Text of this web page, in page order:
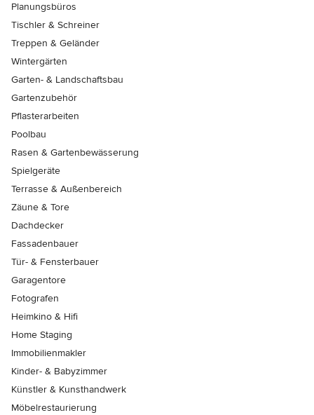
Planungsbüros
Tischler & Schreiner
Treppen & Geländer
Wintergärten
Garten- & Landschaftsbau
Gartenzubehör
Pflasterarbeiten
Poolbau
Rasen & Gartenbewässerung
Spielgeräte
Terrasse & Außenbereich
Zäune & Tore
Dachdecker
Fassadenbauer
Tür- & Fensterbauer
Garagentore
Fotografen
Heimkino & Hifi
Home Staging
Immobilienmakler
Kinder- & Babyzimmer
Künstler & Kunsthandwerk
Möbelrestaurierung